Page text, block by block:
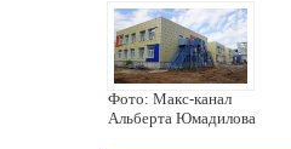
Фото: Макс-канал
Альберта Юмадилова